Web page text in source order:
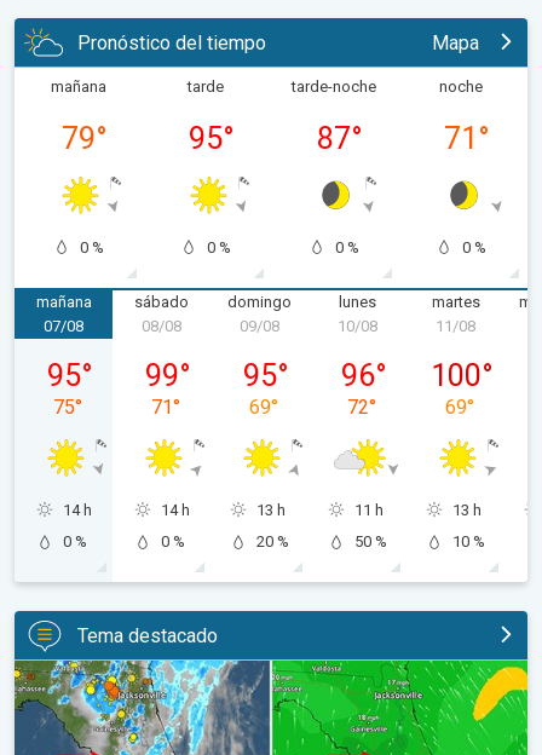
Pronóstico del tiempo Mapa
mañana
79°
0 %
tarde
95°
0 %
tarde-noche
87°
0 %
noche
71 °
0 %
mañana
viernes, 07/08
07/08
95°
75°
14 h
0 %
sábado
sábado, 08/08
08/08
99°
71°
14 h
0 %
domingo
domingo, 09/08
09/08
95°
69°
13 h
20 %
lunes
10/08
96°
72°
11 h
50 %
martes
11/08
100°
69°
13 h
10 %
Tema destacado
Así se forman los aguaceros de hoy. Una historia de Florida. . .